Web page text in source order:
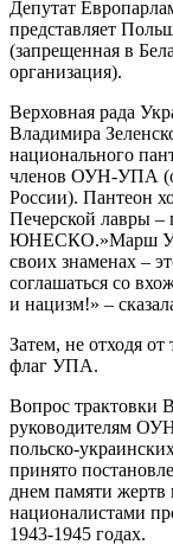
Депутат
представляет
(запрещенная в
организация).
Верховная рада
Владимира
национального
членов ОУН-УПА
России). Пантеон
Печерской лавры –
ЮНЕСКО.»Марш
своих знаменах –
соглашаться со
и нацизм!» –
Затем, не отходя
флаг УПА.
Вопрос трактовки
руководителям
польско-
принято
днем памяти жертв
националистами
1943-1945 годах.